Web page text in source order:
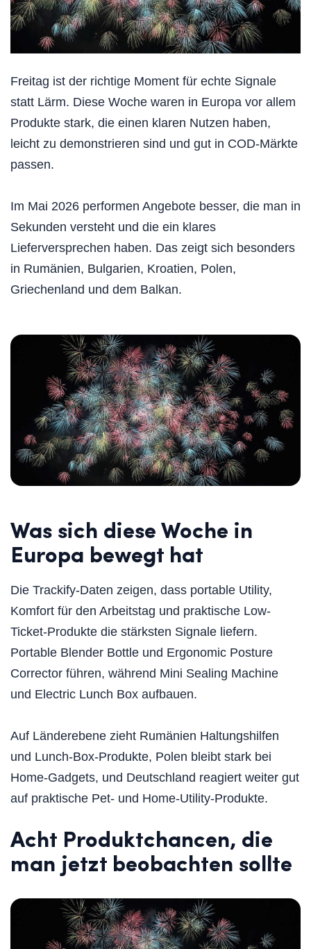
Freitag ist der richtige Moment für echte Signale
statt Lärm. Diese Woche waren in Europa vor allem
Produkte stark, die einen klaren Nutzen haben,
leicht zu demonstrieren sind und gut in COD-Märkte
passen.
Im Mai 2026 performen Angebote besser, die man in
Sekunden versteht und die ein klares
Lieferversprechen haben. Das zeigt sich besonders
in Rumänien, Bulgarien, Kroatien, Polen,
Griechenland und dem Balkan.
Was sich diese Woche in
Europa bewegt hat
Die Trackify-Daten zeigen, dass portable Utility,
Komfort für den Arbeitstag und praktische Low-
Ticket-Produkte die stärksten Signale liefern.
Portable Blender Bottle und Ergonomic Posture
Corrector führen, während Mini Sealing Machine
und Electric Lunch Box aufbauen.
Auf Länderebene zieht Rumänien Haltungshilfen
und Lunch-Box-Produkte, Polen bleibt stark bei
Home-Gadgets, und Deutschland reagiert weiter gut
auf praktische Pet- und Home-Utility-Produkte.
Acht Produktchancen, die
man jetzt beobachten sollte